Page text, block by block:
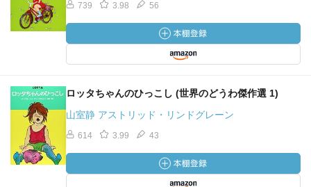
739 3.98 56
ロッタちゃんのひっこし (世界のどうわ傑作選 1)
山室静 アストリッド・リンドグレーン
614 3.99 43